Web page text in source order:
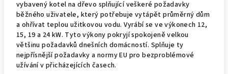
vybavený kotel na dřevo splňující veškeré požadavky
běžného uživatele, který potřebuje vytápět průměrný dům
a ohřívat teplou užitkovou vodu. Vyrábí se ve výkonech 12,
15, 19 a 24 kW. Tyto výkony pokryjí spokojeně velkou
většinu požadavků dnešních domácností. Splňuje ty
nejpřísnější požadavky a normy EU pro bezproblémové
užívání v přicházejících časech.